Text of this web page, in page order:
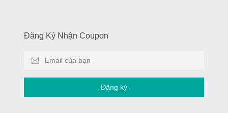
Đăng Ký Nhận Coupon
Đăng ký